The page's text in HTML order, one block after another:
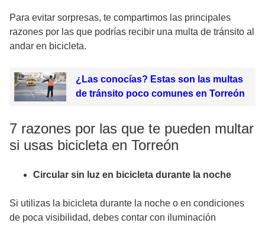
Para evitar sorpresas, te compartimos las principales
razones por las que podrías recibir una multa de tránsito al
andar en bicicleta.
¿Las conocías? Estas son las multas
de tránsito poco comunes en Torreón
7 razones por las que te pueden multar
si usas bicicleta en Torreón
Circular sin luz en bicicleta durante la noche
Si utilizas la bicicleta durante la noche o en condiciones
de poca visibilidad, debes contar con iluminación